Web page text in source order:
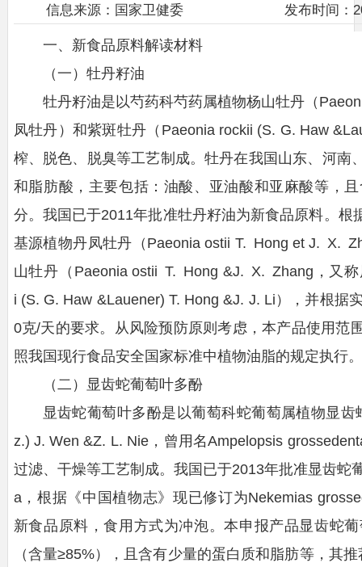
信息来源：国家卫健委 发布时间：
一、新食品原料解读材料
（一）牡丹籽油
牡丹籽油是以芍药科芍药属植物杨山牡丹（
凤牡丹）和紫斑牡丹（Paeonia rockii (S. G. Haw
榨、脱色、脱臭等工艺制成。牡丹在我国山东、河南
和脂肪酸，主要包括：油酸、亚油酸和亚麻酸等，
分。我国已于2011年批准牡丹籽油为新食品原料。
基源植物丹凤牡丹（Paeonia ostii T. Hong et J. X.
山牡丹（Paeonia ostii T. Hong &J. X. Zhang，又
i (S. G. Haw &Lauener) T. Hong &J. J. Li），并根据
0克/天的要求。从风险预防原则考虑，本产品使用范
照我国现行食品安全国家标准中植物油脂的规定执行。
（二）显齿蛇葡萄叶多酚
显齿蛇葡萄叶多酚是以葡萄科蛇葡萄属植物显
z.) J. Wen &Z. L. Nie，曾用名Ampelopsis
过滤、干燥等工艺制成。我国已于2013年批准显齿蛇
a，根据《中国植物志》现已修订为Nekemias
新食品原料，食用方式为冲泡。本申报产品显齿蛇
（含量≥85%），且含有少量的蛋白质和脂肪等，其